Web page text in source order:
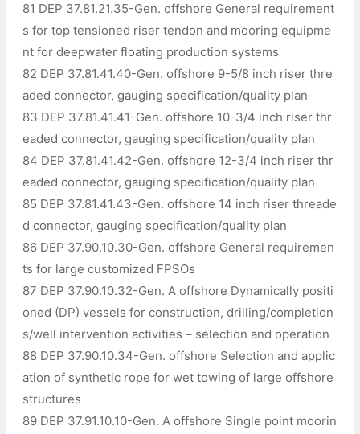
81 DEP 37.81.21.35-Gen. offshore General requirement
s for top tensioned riser tendon and mooring equipme
nt for deepwater floating production systems
82 DEP 37.81.41.40-Gen. offshore 9-5/8 inch riser thre
aded connector, gauging specification/quality plan
83 DEP 37.81.41.41-Gen. offshore 10-3/4 inch riser thr
eaded connector, gauging specification/quality plan
84 DEP 37.81.41.42-Gen. offshore 12-3/4 inch riser thr
eaded connector, gauging specification/quality plan
85 DEP 37.81.41.43-Gen. offshore 14 inch riser threade
d connector, gauging specification/quality plan
86 DEP 37.90.10.30-Gen. offshore General requiremen
ts for large customized FPSOs
87 DEP 37.90.10.32-Gen. A offshore Dynamically positi
oned (DP) vessels for construction, drilling/completion
s/well intervention activities – selection and operation
88 DEP 37.90.10.34-Gen. offshore Selection and applic
ation of synthetic rope for wet towing of large offshore
structures
89 DEP 37.91.10.10-Gen. A offshore Single point moorin